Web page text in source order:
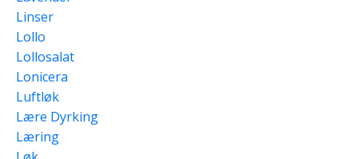
Linser
Lollo
Lollosalat
Lonicera
Luftløk
Lære Dyrking
Læring